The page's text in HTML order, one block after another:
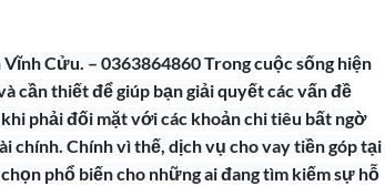
Cửu. – 0363864860 Trong cuộc sống hiện
cần thiết để giúp bạn giải quyết các vấn đề
phải đối mặt với các khoản chi tiêu bất ngờ
chính. Chính vì thế, dịch vụ cho vay tiền góp tại
phổ biến cho những ai đang tìm kiếm sự hỗ